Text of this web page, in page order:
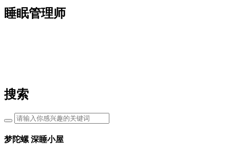
睡眠管理师
搜索
梦陀螺 深睡小屋